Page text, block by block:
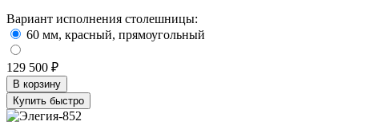
Вариант исполнения столешницы:
60 мм, красный, прямоугольный
129 500 ₽
В корзину
Купить быстро